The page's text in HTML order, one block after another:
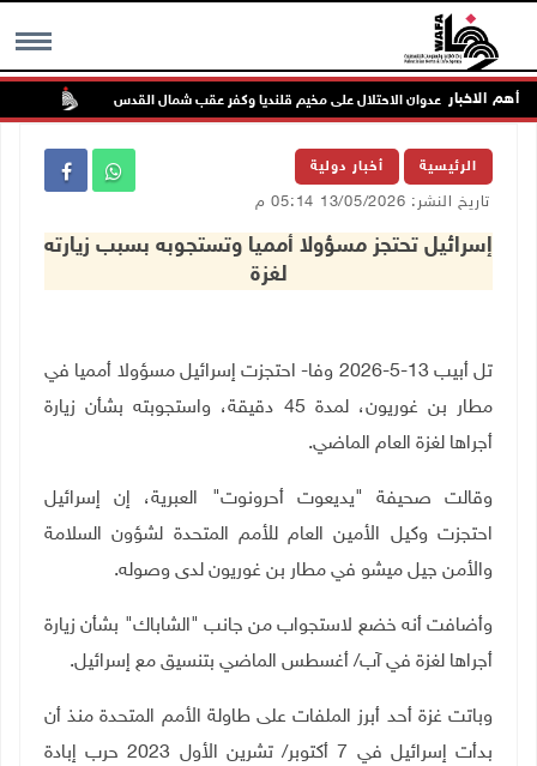
MENU أهم الاخبار
الرئيسية أخبار دولية
تاريخ النشر: 13/05/2026 05:14 م
إسرائيل تحتجز مسؤولا أمميا وتستجوبه بسبب زيارته
لغزة
تل أبيب 13-5-2026 وفا- احتجزت إسرائيل مسؤولا أمميا في
مطار بن غوريون، لمدة 45 دقيقة، واستجوبته بشأن زيارة
أجراها لغزة العام الماضي.
وقالت صحيفة "يديعوت أحرونوت" العبرية، إن إسرائيل
احتجزت وكيل الأمين العام للأمم المتحدة لشؤون السلامة
والأمن جيل ميشو في مطار بن غوريون لدى وصوله.
وأضافت أنه خضع لاستجواب من جانب "الشاباك" بشأن زيارة
أجراها لغزة في آب/ أغسطس الماضي بتنسيق مع إسرائيل.
وباتت غزة أحد أبرز الملفات على طاولة الأمم المتحدة منذ أن
بدأت إسرائيل في 7 أكتوبر/ تشرين الأول 2023 حرب إبادة